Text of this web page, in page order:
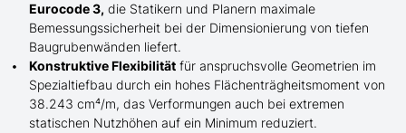
Eurocode 3, die Statikern und Planern maximale
Bemessungssicherheit bei der Dimensionierung von tiefen
Baugrubenwänden liefert.
Konstruktive Flexibilität für anspruchsvolle Geometrien im
Spezialtiefbau durch ein hohes Flächenträgheitsmoment von
38.243 cm⁴/m, das Verformungen auch bei extremen
statischen Nutzhöhen auf ein Minimum reduziert.